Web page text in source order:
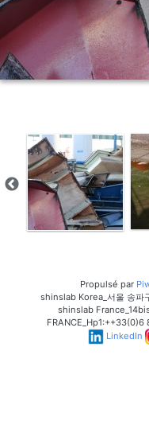
Propulsé par
shinslab Korea_서울 송파
shinslab
LinkedIn